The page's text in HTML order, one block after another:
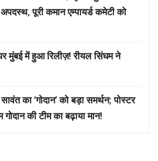
पूरी कमान एम्पायर्ड कमेटी को
मुंबई में हुआ रिलीज़! रीयल सिंघम ने
का ‘गोदान’ को बड़ा समर्थन; पोस्टर
की टीम का बढ़ाया मान!